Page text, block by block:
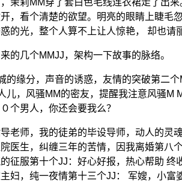
，看个清楚的欲望。明亮的眼睛上睫毛
的光，整个人算不上让人惊艳， 却也请
的几个MMJJ，架构一下故事的脉络。
的缘分，声音的诱惑，友情的突破第二
儿，风骚MM的密友，提醒我注意风骚M
个男人，你还会要我么？
老师，我的徒弟的毕设导师，动人的灵
医生，纠缠三年的苦情，因我离婚第八
征服第十个JJ：好心好报，热心帮助
妇，纯一夜情第十三个JJ： 军嫂，小